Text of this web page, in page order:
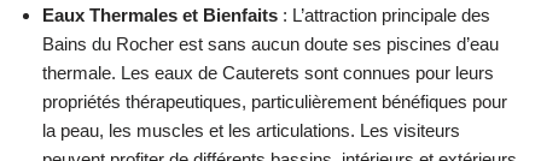
Eaux Thermales et Bienfaits : L’attraction principale des
Bains du Rocher est sans aucun doute ses piscines d’eau
thermale. Les eaux de Cauterets sont connues pour leurs
propriétés thérapeutiques, particulièrement bénéfiques pour
la peau, les muscles et les articulations. Les visiteurs